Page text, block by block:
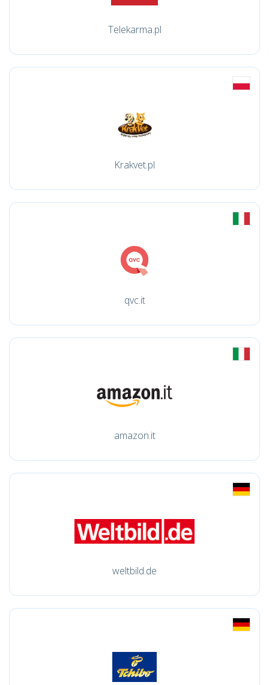
Telekarma.pl
Krakvet.pl
qvc.it
amazon.it
weltbild.de